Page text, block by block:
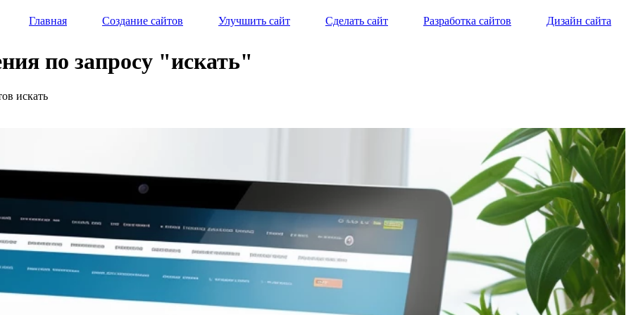
Главная Создание сайтов Улучшить сайт Сделать сайт Разработка сайтов Дизайн сайта
по запросу "искать"
искать